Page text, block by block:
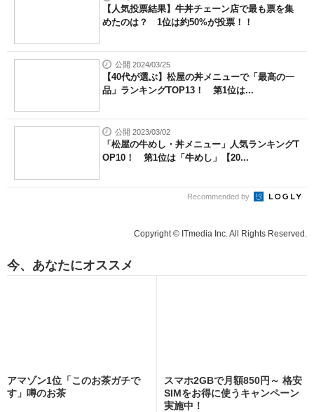
【人気投票結果】牛丼チェーン店で最も票を集
めたのは？ 1位は約50%が投票！！
公開 2024/03/25
【40代が選ぶ】松屋の丼メニューで「最高の一
品」ランキングTOP13！ 第1位は...
公開 2023/03/02
「松屋の牛めし・丼メニュー」人気ランキングT
OP10！ 第1位は「牛めし」【20...
Recommended by
Copyright © ITmedia Inc. All Rights Reserved.
今、あなたにオススメ
アマゾン1位「このお茶ガチで
す」噂のお茶
スマホ2GBで月額850円～ 格安
SIMをお得に使うキャンペーン
実施中！